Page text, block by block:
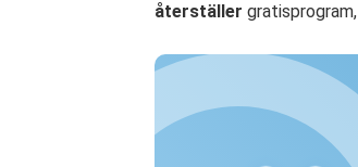
återställer